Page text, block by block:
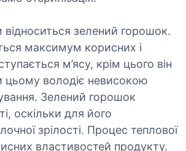
зелений горошок.
максимум корисних і
м’ясу, крім цього він
цьому володіє невисокою
Зелений горошок
оскільки для його
зрілості. Процес теплової
властивостей продукту.